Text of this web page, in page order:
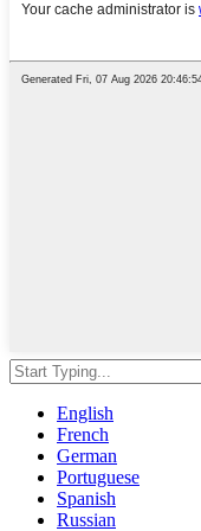
English
French
German
Portuguese
Spanish
Russian